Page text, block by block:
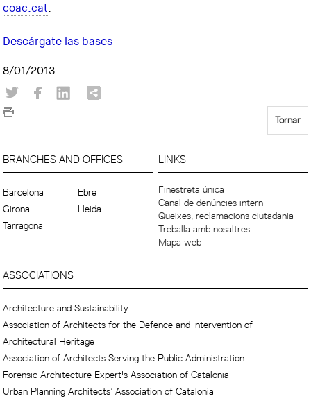
coac.cat.
Descárgate las bases
8/01/2013
Tornar
BRANCHES AND OFFICES
Barcelona
Ebre
Girona
Lleida
Tarragona
LINKS
Finestreta única
Canal de denúncies intern
Queixes, reclamacions ciutadania
Treballa amb nosaltres
Mapa web
ASSOCIATIONS
Architecture and Sustainability
Association of Architects for the Defence and Intervention of
Architectural Heritage
Association of Architects Serving the Public Administration
Forensic Architecture Expert's Association of Catalonia
Urban Planning Architects’ Association of Catalonia